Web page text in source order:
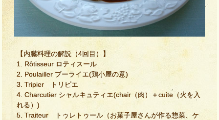
【内臓料理の解説（4回目）】
1. Rôtisseur ロティスール
2. Poulailler プーライエ(鶏小屋の意)
3. Tripier トリピエ
4. Charcutier シャルキュティエ(chair（肉）＋cuite（火を入
れる）)
5. Traiteur トゥレトゥール（お菓子屋さんが作る惣菜、ケ